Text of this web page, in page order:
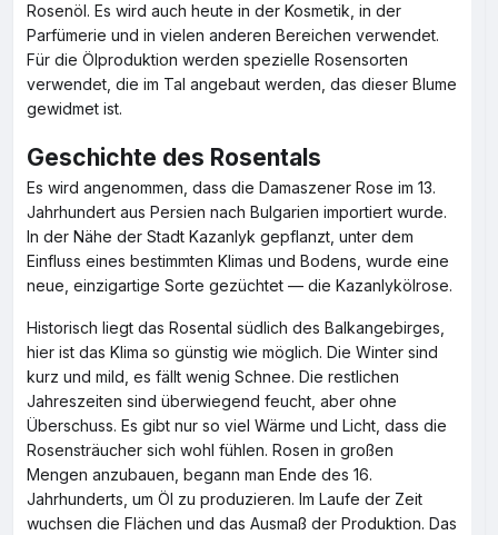
Rosenöl. Es wird auch heute in der Kosmetik, in der
Parfümerie und in vielen anderen Bereichen verwendet.
Für die Ölproduktion werden spezielle Rosensorten
verwendet, die im Tal angebaut werden, das dieser Blume
gewidmet ist.
Geschichte des Rosentals
Es wird angenommen, dass die Damaszener Rose im 13.
Jahrhundert aus Persien nach Bulgarien importiert wurde.
In der Nähe der Stadt Kazanlyk gepflanzt, unter dem
Einfluss eines bestimmten Klimas und Bodens, wurde eine
neue, einzigartige Sorte gezüchtet — die Kazanlykölrose.
Historisch liegt das Rosental südlich des Balkangebirges,
hier ist das Klima so günstig wie möglich. Die Winter sind
kurz und mild, es fällt wenig Schnee. Die restlichen
Jahreszeiten sind überwiegend feucht, aber ohne
Überschuss. Es gibt nur so viel Wärme und Licht, dass die
Rosensträucher sich wohl fühlen. Rosen in großen
Mengen anzubauen, begann man Ende des 16.
Jahrhunderts, um Öl zu produzieren. Im Laufe der Zeit
wuchsen die Flächen und das Ausmaß der Produktion. Das